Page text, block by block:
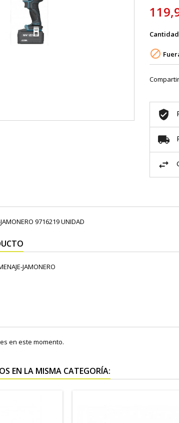
Cantidad

Compartir
9716219 UNIDAD
JAMONERO
en este momento.
EN LA MISMA CATEGORÍA: